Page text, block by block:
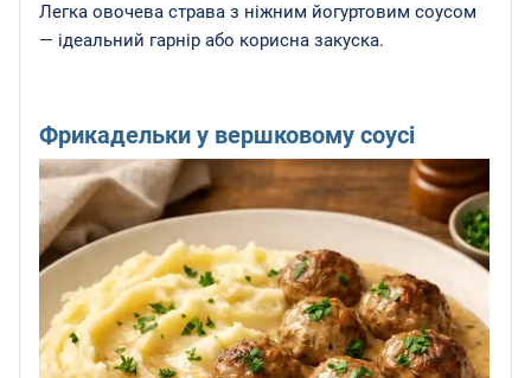
Легка овочева страва з ніжним йогуртовим соусом
— ідеальний гарнір або корисна закуска.
Фрикадельки у вершковому соусі